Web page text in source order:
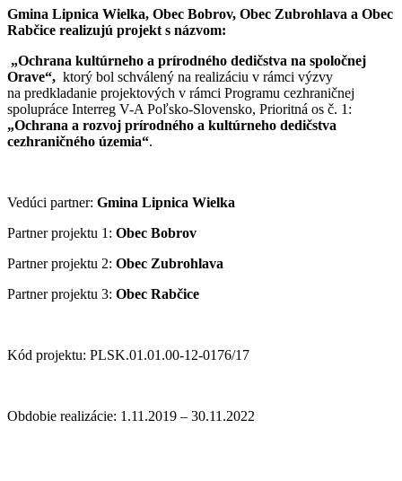
Gmina Lipnica Wielka, Obec Bobrov, Obec Zubrohlava a Obec
Rabčice realizujú projekt s názvom:
„Ochrana kultúrneho a prírodného dedičstva na spoločnej
Orave“, ktorý bol schválený na realizáciu v rámci výzvy
na predkladanie projektových v rámci Programu cezhraničnej
spolupráce Interreg V-A Poľsko-Slovensko, Prioritná os č. 1:
„Ochrana a rozvoj prírodného a kultúrneho dedičstva
cezhraničného územia“.
Vedúci partner: Gmina Lipnica Wielka
Partner projektu 1: Obec Bobrov
Partner projektu 2: Obec Zubrohlava
Partner projektu 3: Obec Rabčice
Kód projektu: PLSK.01.01.00-12-0176/17
Obdobie realizácie: 1.11.2019 – 30.11.2022